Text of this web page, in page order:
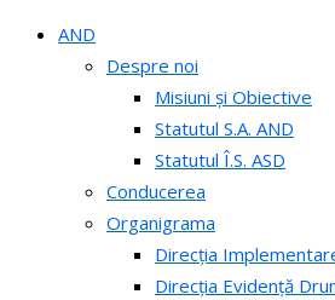
AND
Despre noi
Misiuni și Obiective
Statutul S.A. AND
Statutul Î.S. ASD
Conducerea
Organigrama
Direcția
Direcția Evidență